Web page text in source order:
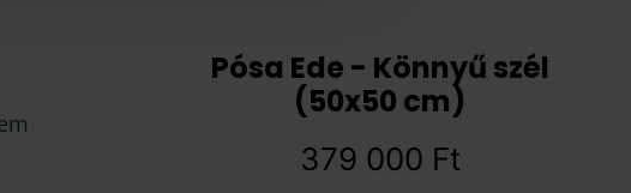
Pósa Ede - Könnyű szél
(50x50 cm)
379 000 Ft